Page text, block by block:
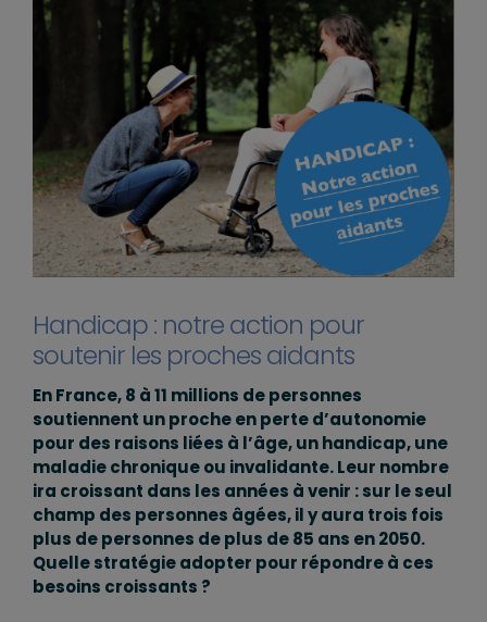
Handicap : notre action pour
soutenir les proches aidants
En France, 8 à 11 millions de personnes
soutiennent un proche en perte d’autonomie
pour des raisons liées à l’âge, un handicap, une
maladie chronique ou invalidante. Leur nombre
ira croissant dans les années à venir : sur le seul
champ des personnes âgées, il y aura trois fois
plus de personnes de plus de 85 ans en 2050.
Quelle stratégie adopter pour répondre à ces
besoins croissants ?